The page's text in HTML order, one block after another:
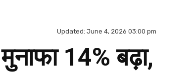
Updated: June 4, 2026 03:00 pm
14% बढ़ा,